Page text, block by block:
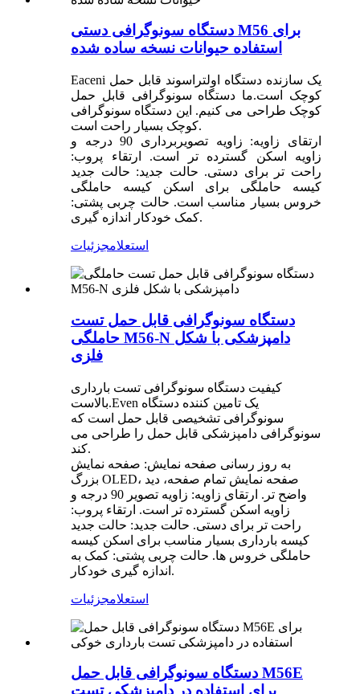
دستگاه سونوگرافی دستی M56 برای
استفاده حیوانات نسخه ساده شده
Eaceni یک سازنده دستگاه اولتراسوند قابل حمل
کوچک است.ما دستگاه سونوگرافی قابل حمل
کوچک طراحی می کنیم. این دستگاه سونوگرافی
کوچک بسیار راحت است.
ارتقای زاویه: زاویه تصویربرداری 90 درجه و
زاویه اسکن گسترده تر است. ارتقاء پروب:
راحت تر برای دستی. حالت جدید: حالت جدید
کیسه حاملگی برای اسکن کیسه حاملگی
خروس بسیار مناسب است. حالت چربی پشتی:
کمک خودکار اندازه گیری.
استعلامجزئیات
دستگاه سونوگرافی قابل حمل تست
حاملگی M56-N دامپزشکی با شکل
فلزی
کیفیت دستگاه سونوگرافی تست بارداری
بالاست.Even یک تامین کننده دستگاه
سونوگرافی تشخیصی قابل حمل است که
سونوگرافی دامپزشکی قابل حمل را طراحی می
کند.
به روز رسانی صفحه نمایش: صفحه نمایش
بزرگ OLED، صفحه نمایش تمام صفحه، دید
واضح تر. ارتقای زاویه: زاویه تصویر 90 درجه و
زاویه اسکن گسترده تر است. ارتقاء پروب:
راحت تر برای دستی. حالت جدید: حالت جدید
کیسه بارداری بسیار مناسب برای اسکن کیسه
حاملگی خروس ها. حالت چربی پشتی: کمک به
اندازه گیری خودکار.
استعلامجزئیات
دستگاه سونوگرافی قابل حمل M56E
برای استفاده در دامپزشکی تست